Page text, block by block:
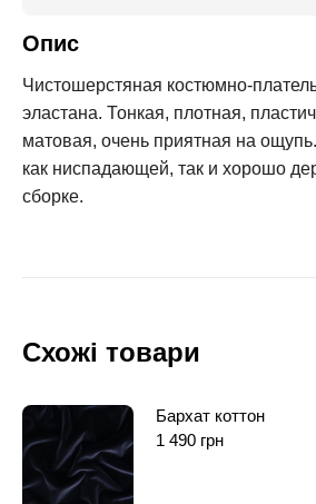
Опис
Чистошерстяная костюмно-
эластана. Тонкая, плотная,
матовая, очень приятная на
как ниспадающей, так и хорошо
сборке.
Схожі товари
Бархат коттон
1 490 грн